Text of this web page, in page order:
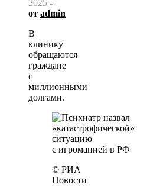
2025 -
от admin
В
клинику
обращаются
граждане
с
миллионными
долгами.
© РИА
Новости